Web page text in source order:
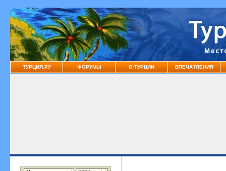
ТУРЦИЯ.РУ ФОРУМЫ О ТУРЦИИ ВПЕЧАТЛЕНИЯ